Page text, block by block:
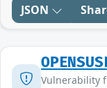
JSON
Vulnerability